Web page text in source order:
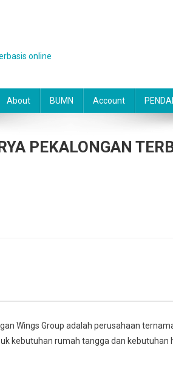
online
About BUMN Account
PEKALONGAN
Wings Group adalah perusahaan
kebutuhan rumah tangga dan kebutuhan